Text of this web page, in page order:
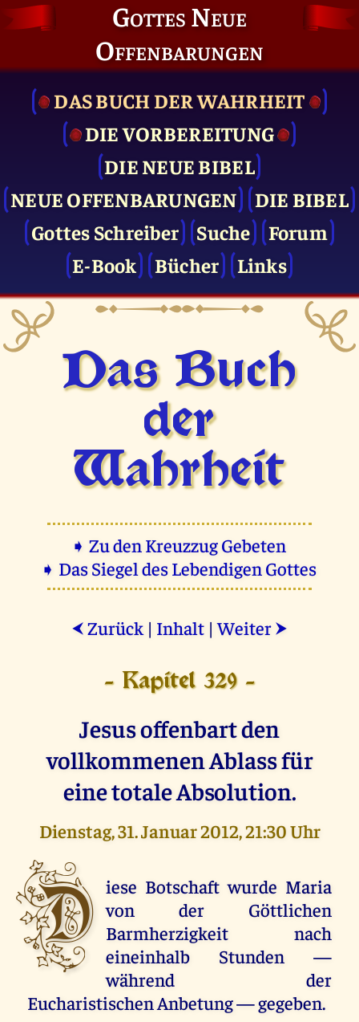
Gottes Neue
Offenbarungen
DAS BUCH DER WAHRHEIT
DIE VOR­BEREITUNG
DIE NEUE BIBEL
NEUE OFFENBARUNGEN
DIE BIBEL
Gottes Schreiber
Suche
Forum
E-Book
Bücher Links
Das Buch
der
Wahrheit
➧ Zu den Kreuzzug Gebeten
➧ Das Siegel des Lebendigen Gottes
⮜ Zurück | Inhalt |Weiter ⮞
- Kapitel 329 -
Jesus offenbart den
vollkommenen Ablass für
eine totale Absolution.
Dienstag, 31. Januar 2012, 21:30 Uhr
D iese Botschaft wurde Maria
von der Göttlichen
Barmherzigkeit nach
eineinhalb Stunden —
während der
Eucharistischen Anbetung — gegeben.